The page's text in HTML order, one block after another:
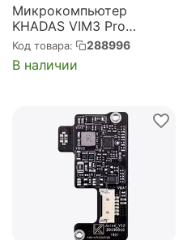
Микрокомпьютер
KHADAS VIM3 Pro
Amlogic A311D with 5.0
TOPS NPU, 4GB
LPDDR4/X, 32GB eMMC,
Код товара: 288996
В наличии